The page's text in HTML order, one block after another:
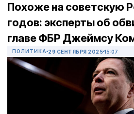
Похоже на советскую
годов: эксперты об
главе ФБР Джеймсу
ПОЛИТИКА 29 СЕНТЯБРЯ 2025 15:07